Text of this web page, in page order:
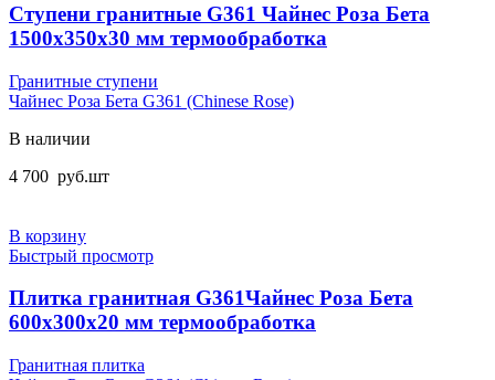
Ступени гранитные G361 Чайнес Роза Бета
1500x350x30 мм термообработка
Гранитные ступени
Чайнес Роза Бета G361 (Chinese Rose)
В наличии
4 700 руб.шт
В корзину
Быстрый просмотр
Плитка гранитная G361Чайнес Роза Бета
600x300x20 мм термообработка
Гранитная плитка